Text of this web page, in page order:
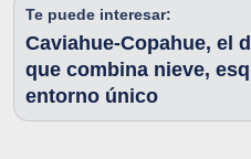
Te puede interesar:
Caviahue-Copahue, el
que combina nieve,
entorno único